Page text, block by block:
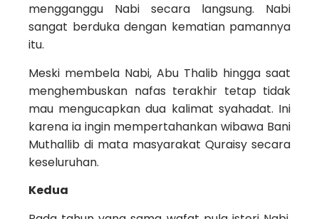
mengganggu Nabi secara langsung. Nabi
sangat berduka dengan kematian pamannya
itu.
Meski membela Nabi, Abu Thalib hingga saat
menghembuskan nafas terakhir tetap tidak
mau mengucapkan dua kalimat syahadat. Ini
karena ia ingin mempertahankan wibawa Bani
Muthal­lib di mata masyarakat Quraisy secara
keseluruhan.
Kedua